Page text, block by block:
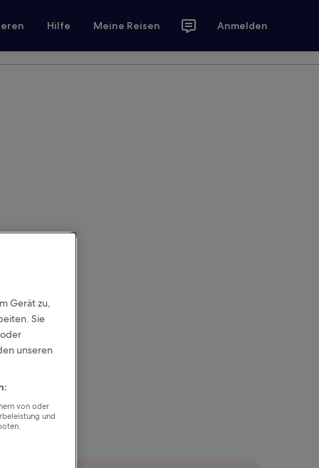
Hilfe Meine Reisen Anmelden
Gerät zu,
Sie
unseren
von oder
und